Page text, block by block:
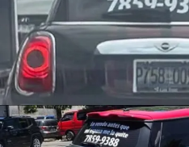
accidente
ocurrido
bulevar El
en San